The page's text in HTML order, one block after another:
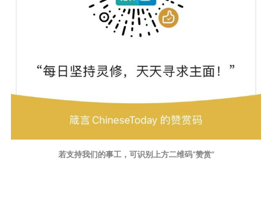
若支持我们的事工，可识别上方二维码“赞赏”